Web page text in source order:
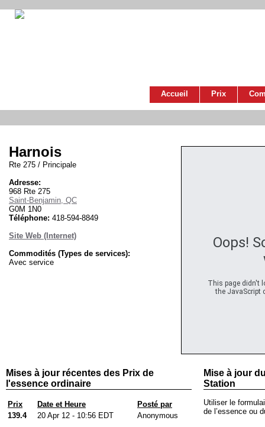
Accueil Prix
Oops!
This page didn't
the JavaScript
Harnois
Rte 275 / Principale
Adresse:
968 Rte 275
Saint-Benjamin, QC
G0M 1N0
Téléphone: 418-594-8849
Site Web (Internet)
Commodités (Types de services):
Avec service
Mises à jour récentes des Prix de
l'essence ordinaire
Prix Date et Heure
Posté par
139.4
20 Apr 12 - 10:56 EDT Anonymous
Mise à jour
Station
Utiliser le
de l’essence ou